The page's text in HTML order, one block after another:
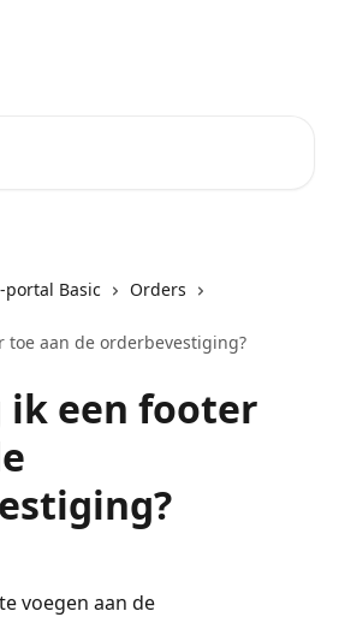
portal Basic
Orders
toe aan de orderbevestiging?
ik een footer
voegen aan de